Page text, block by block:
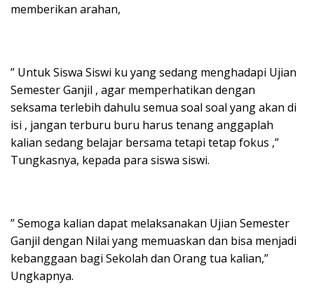
memberikan arahan,
” Untuk Siswa Siswi ku yang sedang menghadapi Ujian
Semester Ganjil , agar memperhatikan dengan
seksama terlebih dahulu semua soal soal yang akan di
isi , jangan terburu buru harus tenang anggaplah
kalian sedang belajar bersama tetapi tetap fokus ,”
Tungkasnya, kepada para siswa siswi.
” Semoga kalian dapat melaksanakan Ujian Semester
Ganjil dengan Nilai yang memuaskan dan bisa menjadi
kebanggaan bagi Sekolah dan Orang tua kalian,”
Ungkapnya.